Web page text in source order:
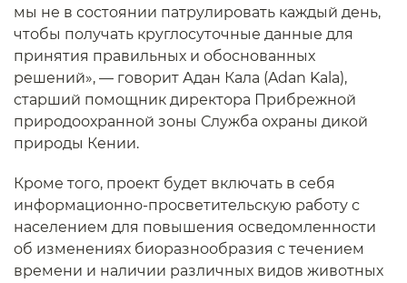
мы не в состоянии патрулировать каждый день,
чтобы получать круглосуточные данные для
принятия правильных и обоснованных
решений», — говорит Адан Кала (Adan Kala),
старший помощник директора Прибрежной
природоохранной зоны Служба охраны дикой
природы Кении.
Кроме того, проект будет включать в себя
информационно-просветительскую работу с
населением для повышения осведомленности
об изменениях биоразнообразия с течением
времени и наличии различных видов животных